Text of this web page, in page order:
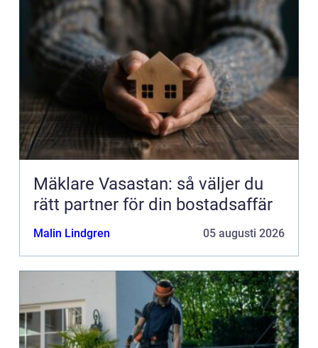
Mäklare Vasastan: så väljer du
rätt partner för din bostadsaffär
Malin Lindgren 05 augusti 2026